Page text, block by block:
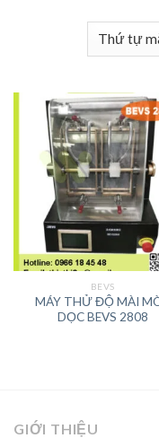
BEVS
MÁY THỬ ĐỘ MÀI
DỌC BEVS 2808
GIỚI THIỆU